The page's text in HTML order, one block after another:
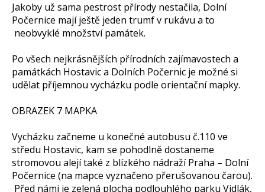
Jakoby už sama pestrost přírody nestačila, Dolní
Počernice mají ještě jeden trumf v rukávu a to
neobvyklé množství památek.
Po všech nejkrásnějších přírodních zajímavostech a
památkách Hostavic a Dolních Počernic je možné si
udělat příjemnou vycházku podle orientační mapky.
OBRAZEK 7 MAPKA
Vycházku začneme u konečné autobusu č.110 ve
středu Hostavic, kam se pohodlně dostaneme
stromovou alejí také z blízkého nádraží Praha – Dolní
Počernice (na mapce vyznačeno přerušovanou čarou).
Před námi je zelená plocha podlouhlého parku Vidlák,